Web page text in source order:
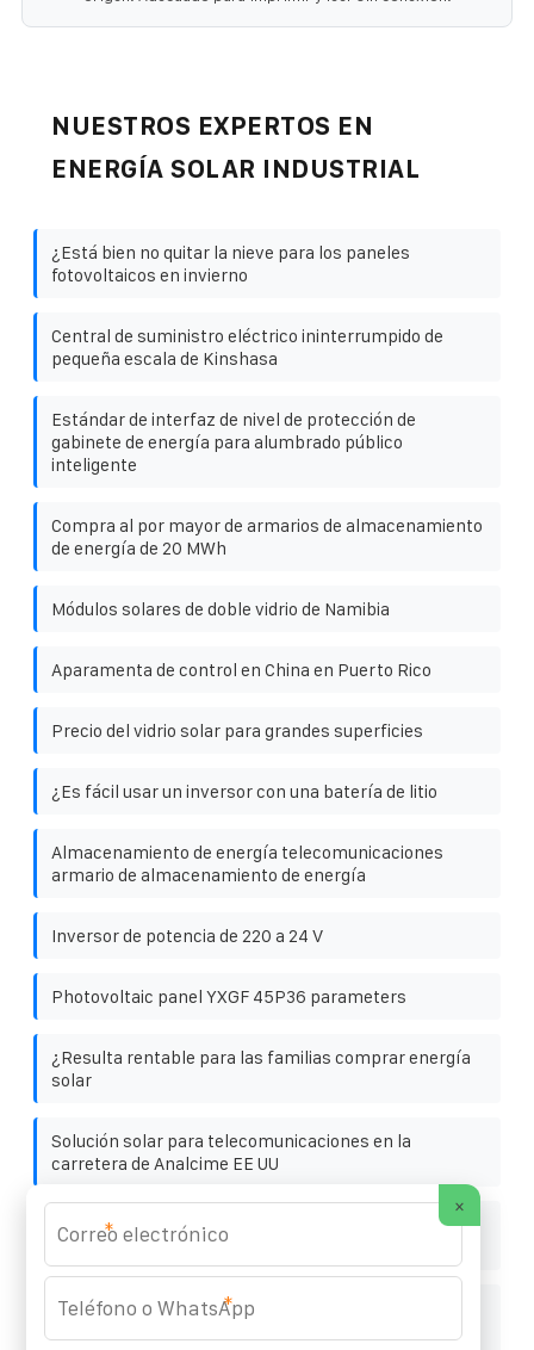
NUESTROS EXPERTOS EN
ENERGÍA SOLAR INDUSTRIAL
¿Está bien no quitar la nieve para los paneles
fotovoltaicos en invierno
Central de suministro eléctrico ininterrumpido de
pequeña escala de Kinshasa
Estándar de interfaz de nivel de protección de
gabinete de energía para alumbrado público
inteligente
Compra al por mayor de armarios de almacenamiento
de energía de 20 MWh
Módulos solares de doble vidrio de Namibia
Aparamenta de control en China en Puerto Rico
Precio del vidrio solar para grandes superficies
¿Es fácil usar un inversor con una batería de litio
Almacenamiento de energía telecomunicaciones
armario de almacenamiento de energía
Inversor de potencia de 220 a 24 V
Photovoltaic panel YXGF 45P36 parameters
¿Resulta rentable para las familias comprar energía
solar
Solución solar para telecomunicaciones en la
carretera de Analcime EE UU
Precio del sistema de almacenamiento de energía en
contenedores de 5 MW
Carga rápida en zonas montañosas mediante
×
*
*